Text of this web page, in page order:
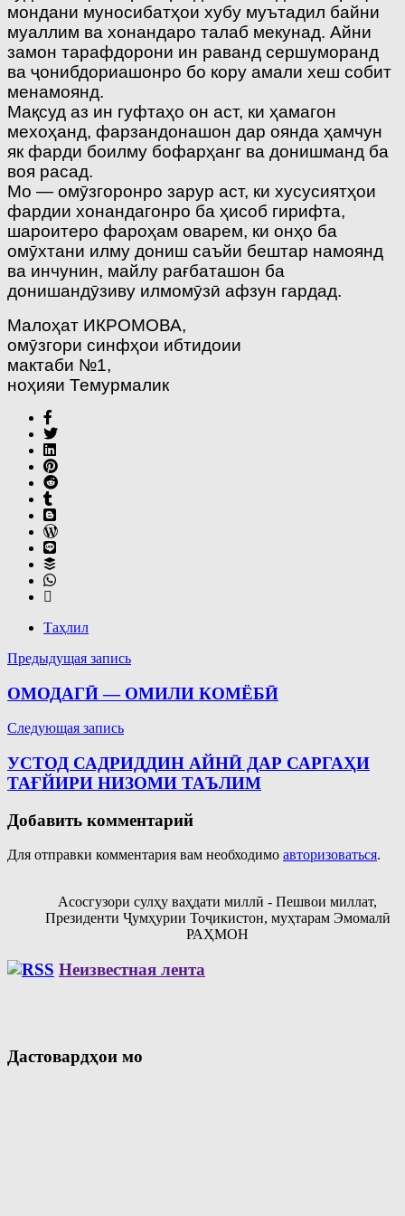
мондани муносибатҳои хубу муътадил байни
муаллим ва хонандаро талаб мекунад. Айни
замон тарафдорони ин раванд сершуморанд
ва ҷонибдориашонро бо кору амали хеш собит
менамоянд.
Мақсуд аз ин гуфтаҳо он аст, ки ҳамагон
мехоҳанд, фарзандонашон дар оянда ҳамчун
як фарди боилму бофарҳанг ва донишманд ба
воя расад.
Мо — омӯзгоронро зарур аст, ки хусусиятҳои
фардии хонандагонро ба ҳисоб гирифта,
шароитеро фароҳам оварем, ки онҳо ба
омӯхтани илму дониш саъйи бештар намоянд
ва инчунин, майлу рағбаташон ба
донишандӯзиву илмомӯзӣ афзун гардад.
Малоҳат ИКРОМОВА,
омӯзгори синфҳои ибтидоии
мактаби №1,
ноҳияи Темурмалик
Таҳлил
Навигация
по
записям
Предыдущая запись
ОМОДАГӢ — ОМИЛИ КОМЁБӢ
Следующая запись
УСТОД САДРИДДИН АЙНӢ ДАР САРГАҲИ
ТАҒЙИРИ НИЗОМИ ТАЪЛИМ
Добавить комментарий
Для отправки комментария вам необходимо авторизоваться.
Асосгузори сулҳу ваҳдати миллӣ - Пешвои миллат,
Президенти Ҷумҳурии Тоҷикистон, муҳтарам Эмомалӣ
РАҲМОН
Неизвестная лента
Дастовардҳои мо